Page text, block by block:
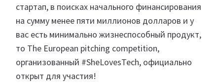
стартап, в поисках начального финансирования
на сумму менее пяти миллионов долларов и у
вас есть минимально жизнеспособный продукт,
то The European pitching competition,
организованный #SheLovesTech, официально
открыт для участия!